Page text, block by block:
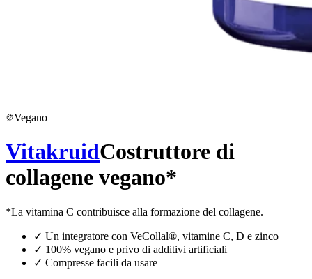
Vegano
VitakruidCostruttore di
collagene vegano*
*La vitamina C contribuisce alla formazione del collagene.
✓ Un integratore con VeCollal®, vitamine C, D e zinco
✓ 100% vegano e privo di additivi artificiali
✓ Compresse facili da usare